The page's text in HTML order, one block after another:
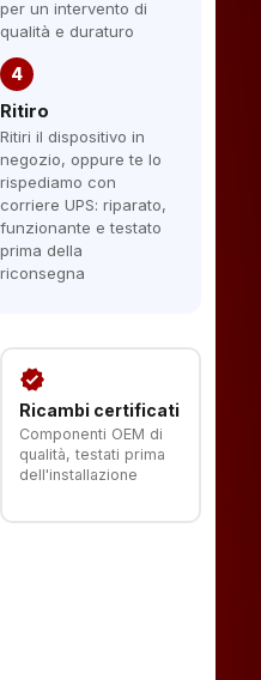
per un intervento di
qualità e duraturo
4
Ritiro
Ritiri il dispositivo in
negozio, oppure te lo
rispediamo con
corriere UPS: riparato,
funzionante e testato
prima della
riconsegna
verified
Ricambi certificati
Componenti OEM di
qualità, testati prima
dell'installazione